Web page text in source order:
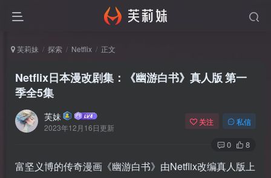
芙莉妹 探索 Netflix 正文
Netflix日本漫改剧集：《幽游白书》真人版第一
季全5集
芙妹
2023年12月16日更新
关注 私信
0 8
富坚义博的传奇漫画《幽游白书》由Netflix改编真人版上